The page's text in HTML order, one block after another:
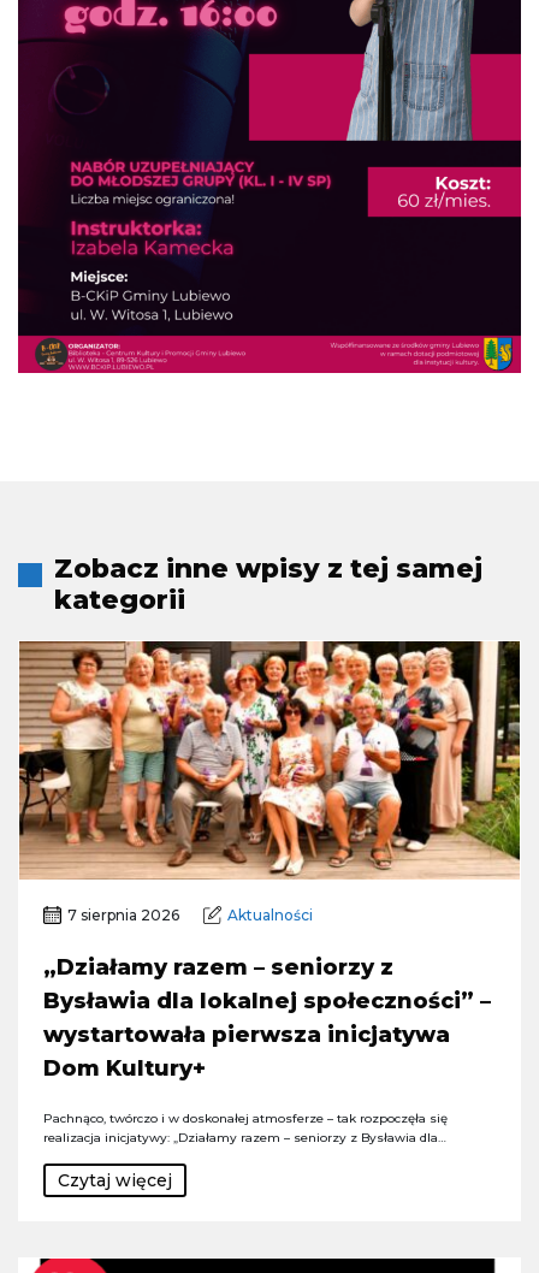
Zobacz inne wpisy z tej samej
kategorii
7 sierpnia 2026 Aktualności
„Działamy razem – seniorzy z
Bysławia dla lokalnej społeczności” –
wystartowała pierwsza inicjatywa
Dom Kultury+
Pachnąco, twórczo i w doskonałej atmosferze – tak rozpoczęła się
realizacja inicjatywy: „Działamy razem – seniorzy z Bysławia dla…
Czytaj więcej